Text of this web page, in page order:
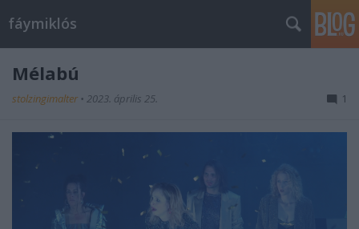
fáymiklós
Mélabú
stolzingimalter • 2023. április 25. 1